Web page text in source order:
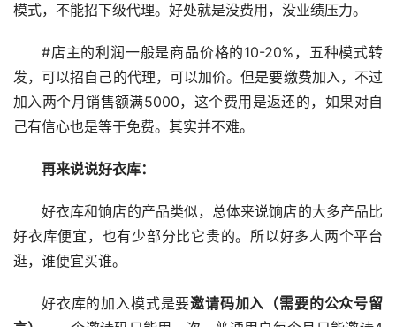
模式，不能招下级代理。好处就是没费用，没业绩压力。
#店主的利润一般是商品价格的10-20%，五种模式转
发，可以招自己的代理，可以加价。但是要缴费加入，不过
加入两个月销售额满5000，这个费用是返还的，如果对自
己有信心也是等于免费。其实并不难。
再来说说好衣库：
好衣库和饷店的产品类似，总体来说饷店的大多产品比
好衣库便宜，也有少部分比它贵的。所以好多人两个平台
逛，谁便宜买谁。
好衣库的加入模式是要邀请码加入（需要的公众号留